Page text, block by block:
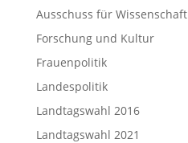
Ausschuss für Wissenschaft
Forschung und Kultur
Frauenpolitik
Landespolitik
Landtagswahl 2016
Landtagswahl 2021